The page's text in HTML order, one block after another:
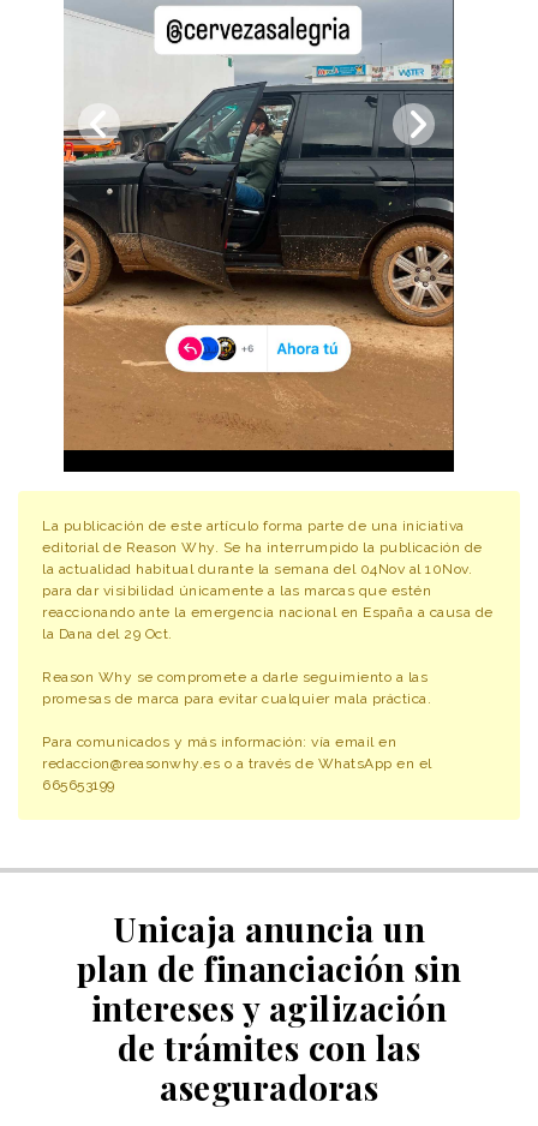
La publicación de este artículo forma parte de una iniciativa
editorial de Reason Why. Se ha interrumpido la publicación de
la actualidad habitual durante la semana del 04Nov al 10Nov.
para dar visibilidad únicamente a las marcas que estén
reaccionando ante la emergencia nacional en España a causa de
la Dana del 29 Oct.
Reason Why se compromete a darle seguimiento a las
promesas de marca para evitar cualquier mala práctica.
Para comunicados y más información: vía email en
redaccion@reasonwhy.es o a través de WhatsApp en el
665653199
Unicaja anuncia un
plan de financiación sin
intereses y agilización
de trámites con las
aseguradoras